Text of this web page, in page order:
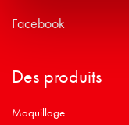
Facebook
Des produits
Maquillage